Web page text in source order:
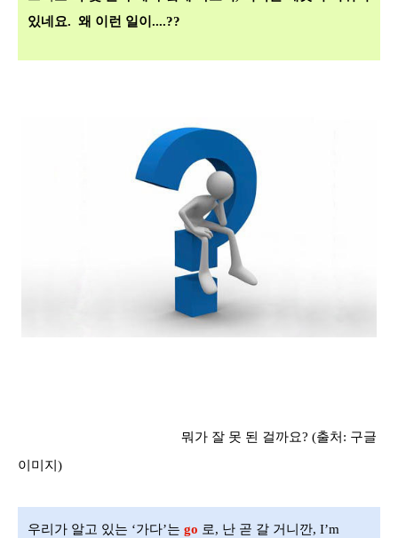
있네요. 왜 이런 일이....??
뭐가 잘 못 된 걸까요? (출처 : 구글
이미지 )
우리가 알고 있는 ‘가다’는 go 로, 난 곧 갈 거니깐, I’m